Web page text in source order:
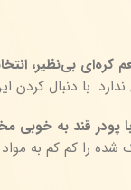
کره‌ای بی‌نظیر،
با دنبال
با پودر قند به
شده را کم کم به